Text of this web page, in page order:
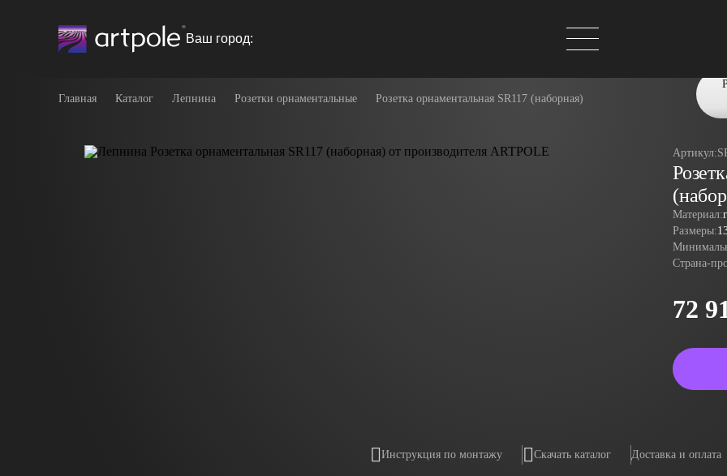
Ваш город:
Главная Каталог Лепнина Розетки орнаментальные Розетка орнаментальная SR117 (наборная)
Артикул:
Материал:
Размеры:
Страна-
72
Инструкция по монтажу Скачать каталог Доставка и оплата